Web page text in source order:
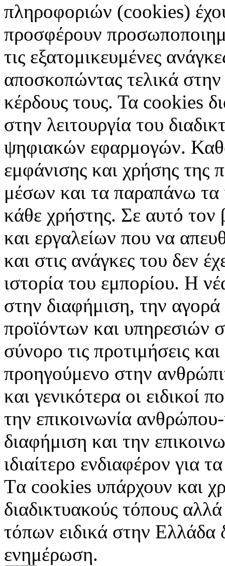
πληροφοριών (cookies)
προσφέρουν
τις εξατομικευμένες
αποσκοπώντας τελικά
κέρδους τους. Τα cookies
στην λειτουργία του
ψηφιακών εφαρμογών.
εμφάνισης και χρήσης της
μέσων και τα παραπάνω τα
κάθε χρήστης. Σε αυτό
και εργαλείων που να
και στις ανάγκες του δεν
ιστορία του εμπορίου. Η
στην διαφήμιση, την
προϊόντων και υπηρεσιών
σύνορο τις προτιμήσεις
προηγούμενο στην
και γενικότερα οι ειδικοί
την επικοινωνία
διαφήμιση και την
ιδιαίτερο ενδιαφέρον για
Tα cookies υπάρχουν και
διαδικτυακούς τόπους
τόπων ειδικά στην Ελλάδα
ενημέρωση.